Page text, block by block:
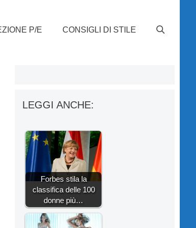
P/E CONSIGLI DI STILE
LEGGI ANCHE:
Forbes stila la
classifica delle 100
donne più…